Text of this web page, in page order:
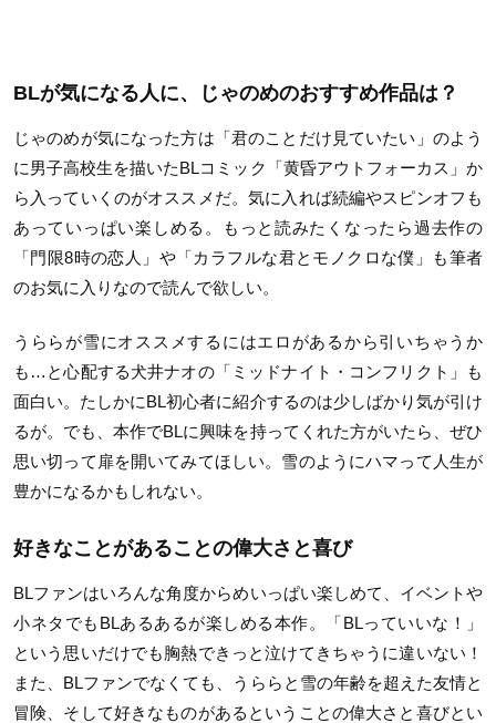
BLが気になる人に、じゃのめのおすすめ作品は？
じゃのめが気になった方は「君のことだけ見ていたい」のよう
に男子高校生を描いたBLコミック「黄昏アウトフォーカス」か
ら入っていくのがオススメだ。気に入れば続編やスピンオフも
あっていっぱい楽しめる。もっと読みたくなったら過去作の
「門限8時の恋人」や「カラフルな君とモノクロな僕」も筆者
のお気に入りなので読んで欲しい。
うららが雪にオススメするにはエロがあるから引いちゃうか
も…と心配する犬井ナオの「ミッドナイト・コンフリクト」も
面白い。たしかにBL初心者に紹介するのは少しばかり気が引け
るが。でも、本作でBLに興味を持ってくれた方がいたら、ぜひ
思い切って扉を開いてみてほしい。雪のようにハマって人生が
豊かになるかもしれない。
好きなことがあることの偉大さと喜び
BLファンはいろんな角度からめいっぱい楽しめて、イベントや
小ネタでもBLあるあるが楽しめる本作。「BLっていいな！」
という思いだけでも胸熱できっと泣けてきちゃうに違いない！
また、BLファンでなくても、うららと雪の年齢を超えた友情と
冒険、そして好きなものがあるということの偉大さと喜びとい